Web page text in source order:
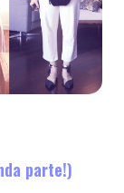
parte!)